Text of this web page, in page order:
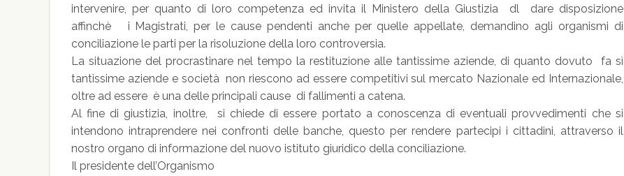
intervenire, per quanto di loro competenza ed invita il Ministero della Giustizia dl dare disposizione
affinchè i Magistrati, per le cause pendenti anche per quelle appellate, demandino agli organismi di
conciliazione le parti per la risoluzione della loro controversia.
La situazione del procrastinare nel tempo la restituzione alle tantissime aziende, di quanto dovuto fa sì
tantissime aziende e società non riescono ad essere competitivi sul mercato Nazionale ed Internazionale,
oltre ad essere è una delle principali cause di fallimenti a catena.
Al fine di giustizia, inoltre, si chiede di essere portato a conoscenza di eventuali provvedimenti che si
intendono intraprendere nei confronti delle banche, questo per rendere partecipi i cittadini, attraverso il
nostro organo di informazione del nuovo istituto giuridico della conciliazione.
Il presidente dell’Organismo